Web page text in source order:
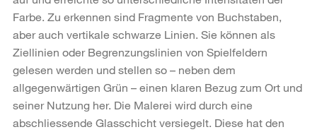
Farbe. Zu erkennen sind Fragmente von Buchstaben,
aber auch vertikale schwarze Linien. Sie können als
Ziellinien oder Begrenzungslinien von Spielfeldern
gelesen werden und stellen so – neben dem
allgegenwärtigen Grün – einen klaren Bezug zum Ort und
seiner Nutzung her. Die Malerei wird durch eine
abschliessende Glasschicht versiegelt. Diese hat den